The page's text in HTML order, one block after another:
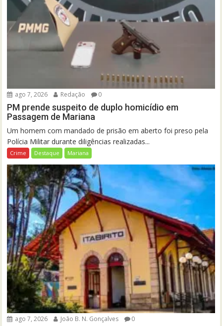
ago 7, 2026 Redação 0
PM prende suspeito de duplo homicídio em
Passagem de Mariana
Um homem com mandado de prisão em aberto foi preso pela
Polícia Militar durante diligências realizadas...
Crime Destaque Mariana
ago 7, 2026 João B. N. Gonçalves 0